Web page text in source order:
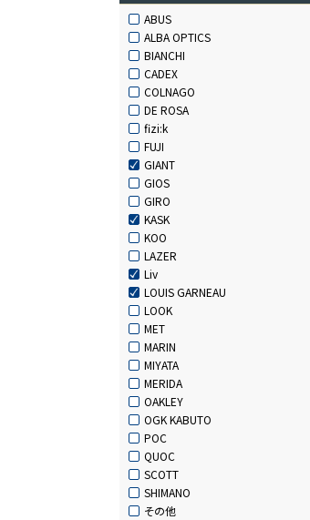
ABUS
ALBA OPTICS
BIANCHI
CADEX
COLNAGO
DE ROSA
fizi:k
FUJI
GIANT
GIOS
GIRO
KASK
KOO
LAZER
Liv
LOUIS GARNEAU
LOOK
MET
MARIN
MIYATA
MERIDA
OAKLEY
OGK KABUTO
POC
QUOC
SCOTT
SHIMANO
その他